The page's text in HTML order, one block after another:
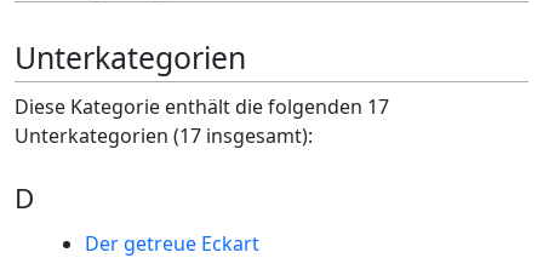
Unterkategorien
Diese Kategorie enthält die folgenden 17
Unterkategorien (17 insgesamt):
D
Der getreue Eckart